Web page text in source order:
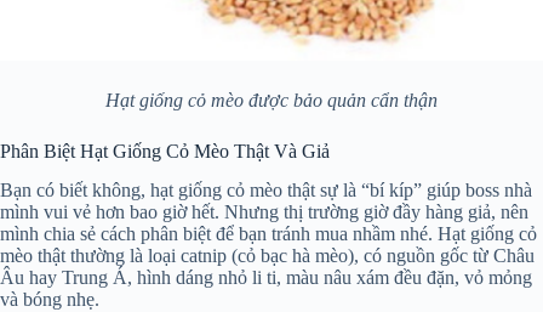
Hạt giống cỏ mèo được bảo quản cẩn thận
Phân Biệt Hạt Giống Cỏ Mèo Thật Và Giả
Bạn có biết không, hạt giống cỏ mèo thật sự là “bí kíp” giúp boss nhà
mình vui vẻ hơn bao giờ hết. Nhưng thị trường giờ đầy hàng giả, nên
mình chia sẻ cách phân biệt để bạn tránh mua nhầm nhé. Hạt giống cỏ
mèo thật thường là loại catnip (cỏ bạc hà mèo), có nguồn gốc từ Châu
Âu hay Trung Á, hình dáng nhỏ li ti, màu nâu xám đều đặn, vỏ mỏng
và bóng nhẹ.